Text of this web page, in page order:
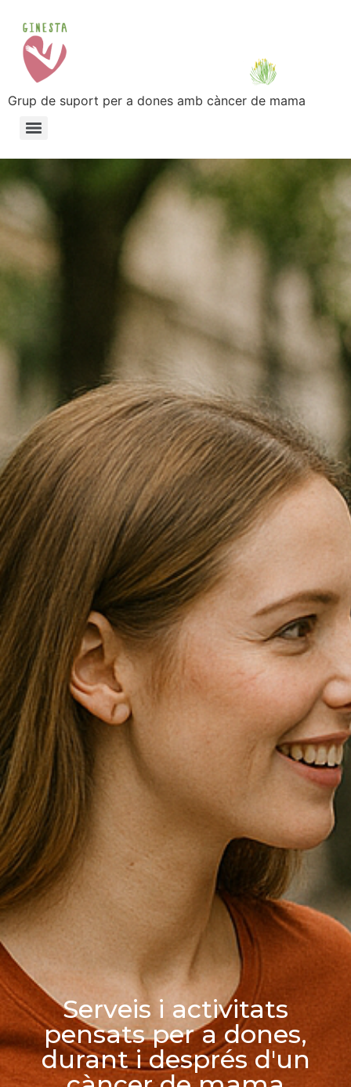
Grup de suport per a dones amb càncer de mama
Serveis i activitats
pensats per a dones,
durant i després d'un